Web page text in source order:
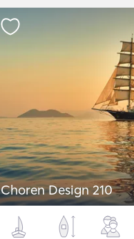
Choren Design 210